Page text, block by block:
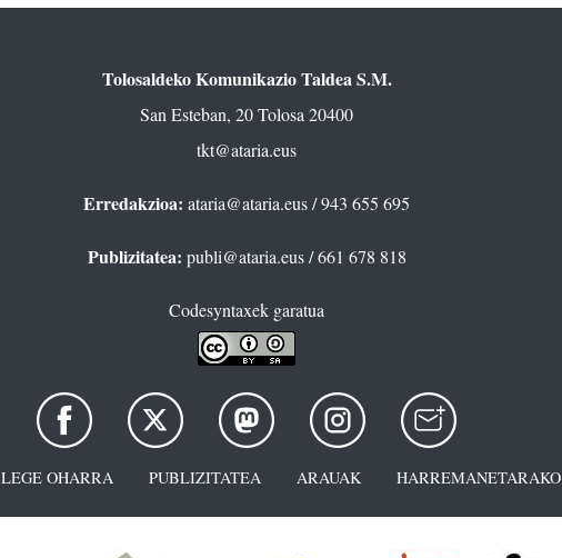
Tolosaldeko Komunikazio Taldea S.M.
San Esteban, 20 Tolosa 20400
tkt@ataria.eus
Erredakzioa: ataria@ataria.eus/ 943 655 695
Publizitatea: publi@ataria.eus/ 661 678 818
Codesyntaxek garatua
LEGE OHARRA PUBLIZITATEA ARAUAK HARREMANETARAKO